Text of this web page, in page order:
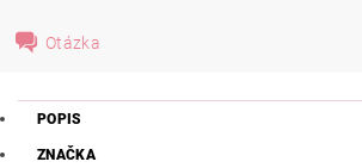
Otázka
POPIS
ZNAČKA